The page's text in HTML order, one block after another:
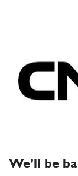
We’ll be